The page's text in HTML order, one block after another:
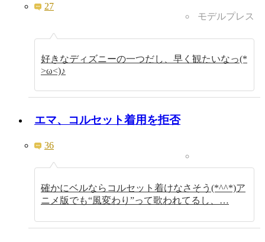
27
モデルプレス
好きなディズニーの一つだし、早く観たいなっ(*
>ω<)♪
エマ、コルセット着用を拒否
36
確かにベルならコルセット着けなさそう(*^^*)ア
ニメ版でも“風変わり”って歌われてるし、…